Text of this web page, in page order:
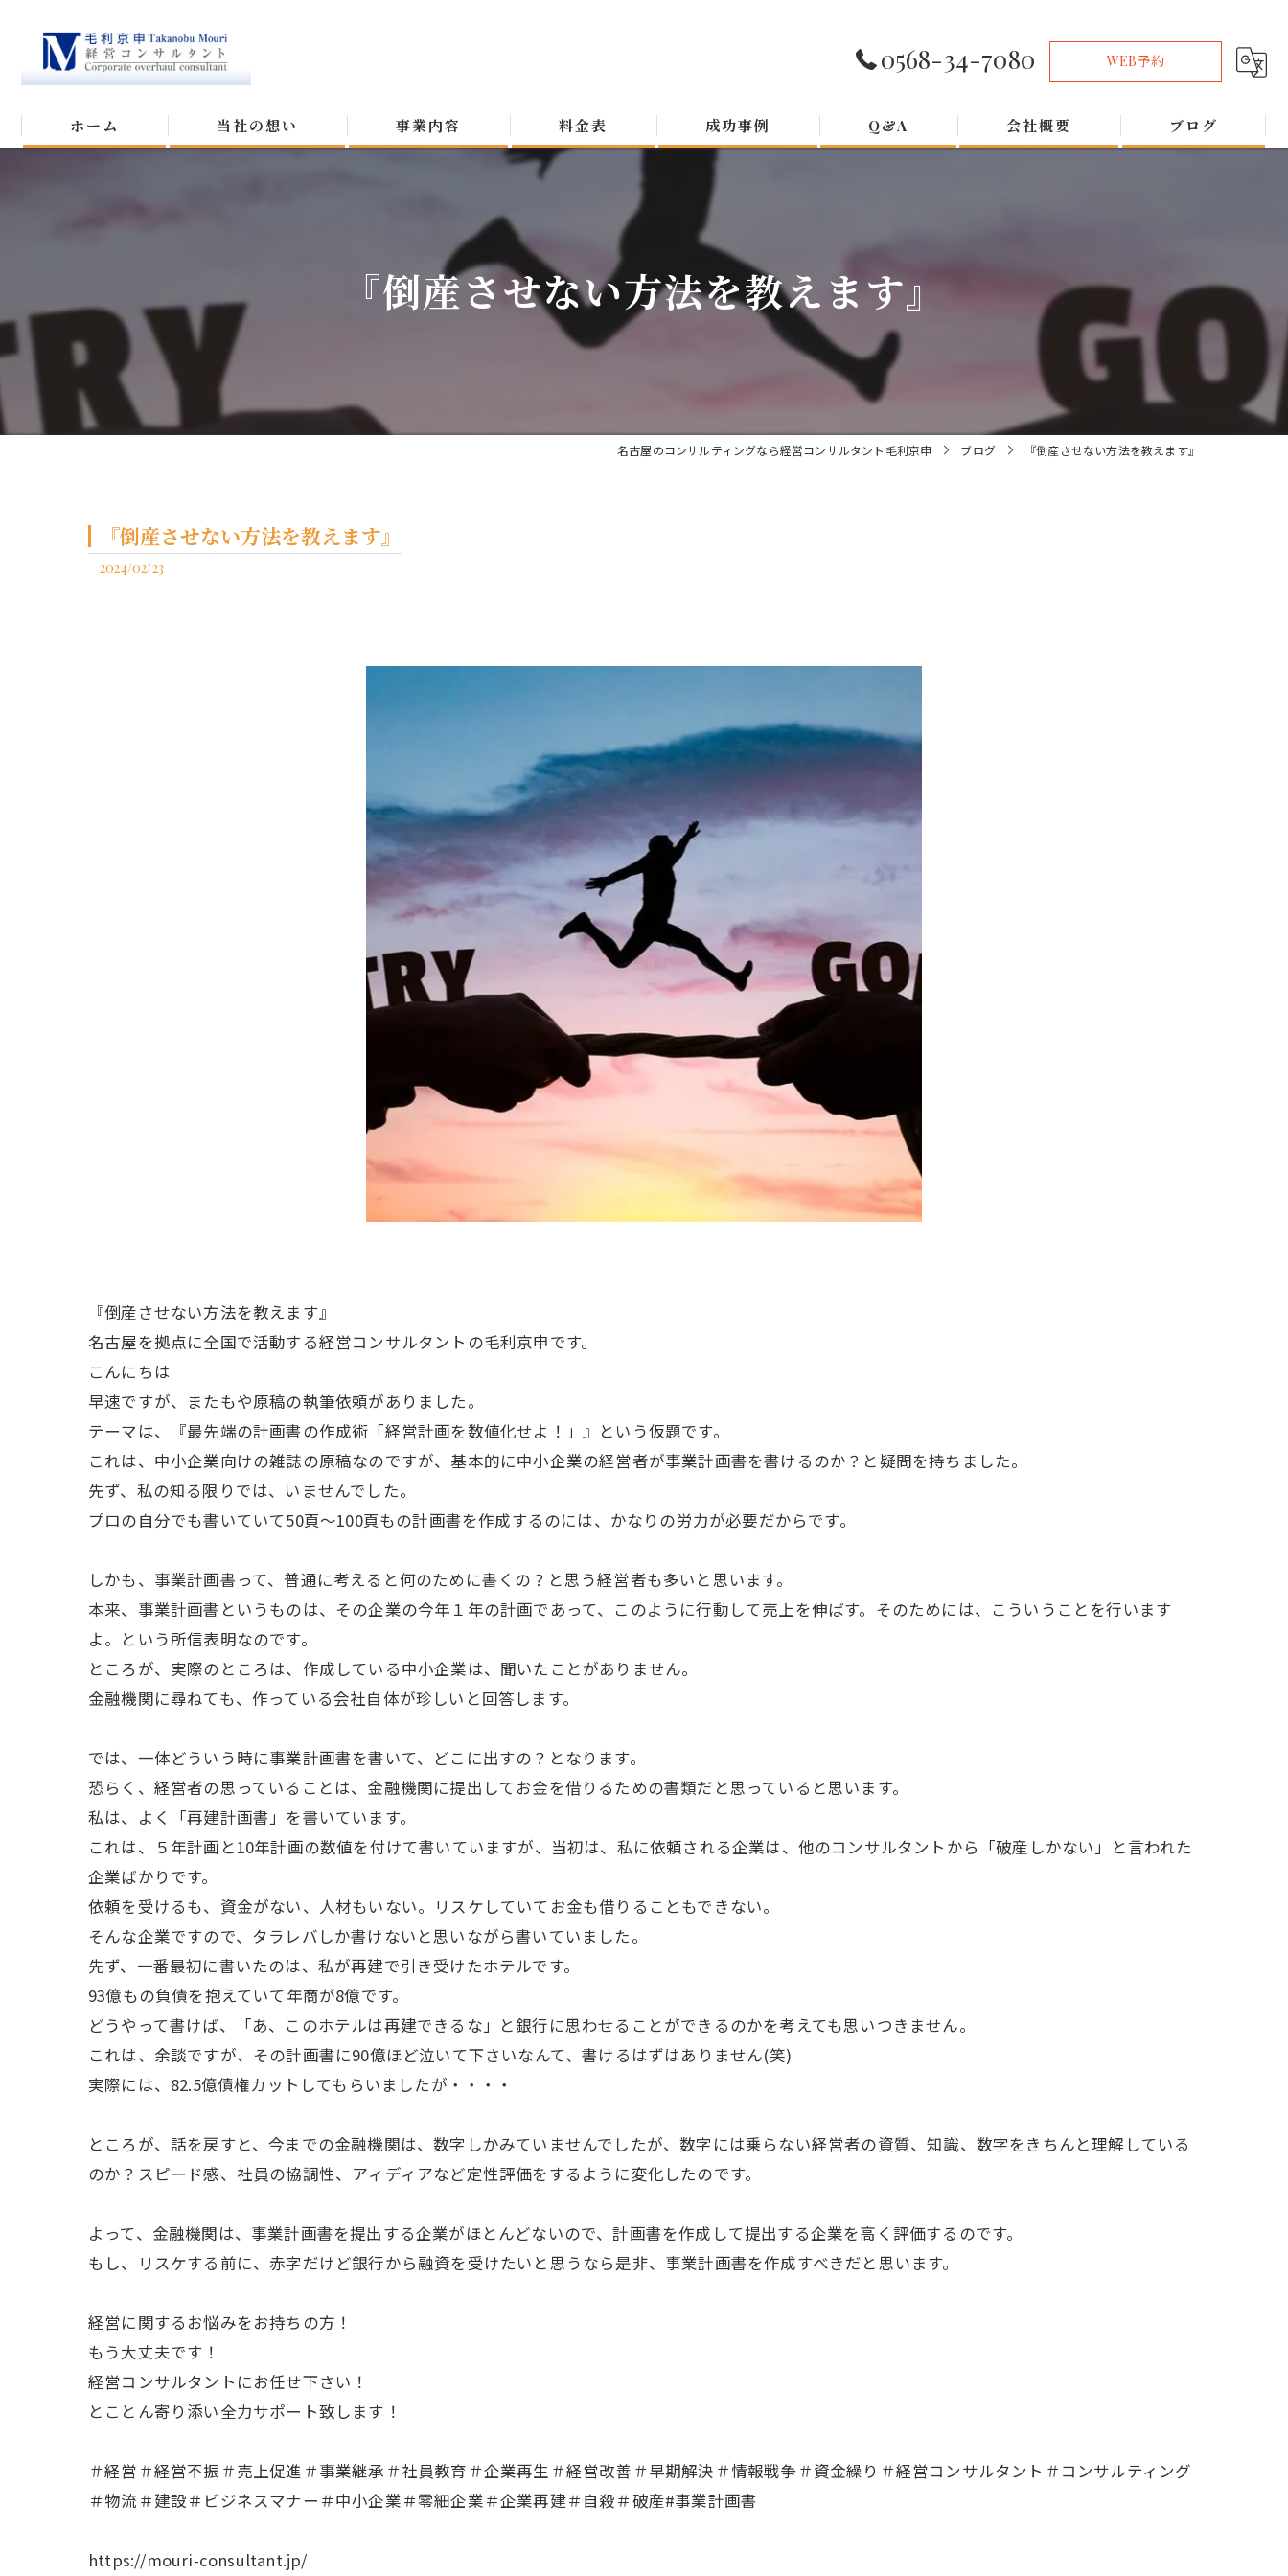
0568-34-7080 WEB予約
ホーム 当社の想い 事業内容 料金表 成功事例 Q&A 会社概要 ブログ
『倒産させない方法を教えます』
名古屋のコンサルティングなら経営コンサルタント毛利京申 ブログ 『倒産させない方法を教えます』
『倒産させない方法を教えます』
2024/02/23
『倒産させない方法を教えます』
名古屋を拠点に全国で活動する経営コンサルタントの毛利京申です。
こんにちは
早速ですが、またもや原稿の執筆依頼がありました。
テーマは、『最先端の計画書の作成術「経営計画を数値化せよ！」』という仮題です。
これは、中小企業向けの雑誌の原稿なのですが、基本的に中小企業の経営者が事業計画書を書けるのか？と疑問を持ちました。
先ず、私の知る限りでは、いませんでした。
プロの自分でも書いていて50頁～100頁もの計画書を作成するのには、かなりの労力が必要だからです。
しかも、事業計画書って、普通に考えると何のために書くの？と思う経営者も多いと思います。
本来、事業計画書というものは、その企業の今年１年の計画であって、このように行動して売上を伸ばす。そのためには、こういうことを行います
よ。という所信表明なのです。
ところが、実際のところは、作成している中小企業は、聞いたことがありません。
金融機関に尋ねても、作っている会社自体が珍しいと回答します。
では、一体どういう時に事業計画書を書いて、どこに出すの？となります。
恐らく、経営者の思っていることは、金融機関に提出してお金を借りるための書類だと思っていると思います。
私は、よく「再建計画書」を書いています。
これは、５年計画と10年計画の数値を付けて書いていますが、当初は、私に依頼される企業は、他のコンサルタントから「破産しかない」と言われた
企業ばかりです。
依頼を受けるも、資金がない、人材もいない。リスケしていてお金も借りることもできない。
そんな企業ですので、タラレバしか書けないと思いながら書いていました。
先ず、一番最初に書いたのは、私が再建で引き受けたホテルです。
93億もの負債を抱えていて年商が8億です。
どうやって書けば、「あ、このホテルは再建できるな」と銀行に思わせることができるのかを考えても思いつきません。
これは、余談ですが、その計画書に90億ほど泣いて下さいなんて、書けるはずはありません(笑)
実際には、82.5億債権カットしてもらいましたが・・・・
ところが、話を戻すと、今までの金融機関は、数字しかみていませんでしたが、数字には乗らない経営者の資質、知識、数字をきちんと理解している
のか？スピード感、社員の協調性、アィディアなど定性評価をするように変化したのです。
よって、金融機関は、事業計画書を提出する企業がほとんどないので、計画書を作成して提出する企業を高く評価するのです。
もし、リスケする前に、赤字だけど銀行から融資を受けたいと思うなら是非、事業計画書を作成すべきだと思います。
経営に関するお悩みをお持ちの方！
もう大丈夫です！
経営コンサルタントにお任せ下さい！
とことん寄り添い全力サポート致します！
＃経営＃経営不振＃売上促進＃事業継承＃社員教育＃企業再生＃経営改善＃早期解決＃情報戦争＃資金繰り＃経営コンサルタント＃コンサルティング
＃物流＃建設＃ビジネスマナー＃中小企業＃零細企業＃企業再建＃自殺＃破産#事業計画書
https://mouri-consultant.jp/